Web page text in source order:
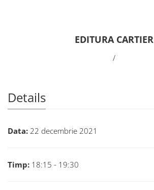
EDITURA CARTIER
/
Details
Data: 22 decembrie 2021
Timp: 18:15 - 19:30